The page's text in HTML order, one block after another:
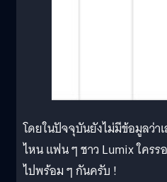
โดยในปัจจุบันยังไม่มีข้อมูลว่า
ไหน แฟน ๆ ชาว Lumix ใคร
ไปพร้อม ๆ กันครับ !